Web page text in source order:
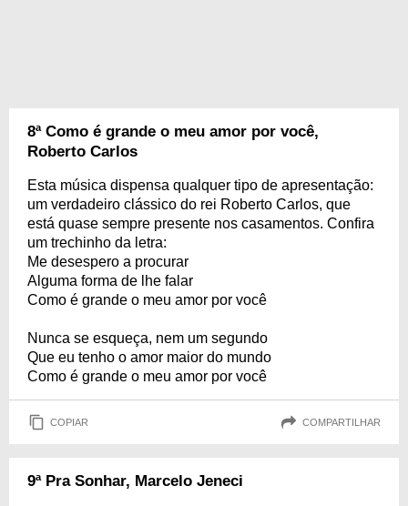
8ª Como é grande o meu amor por você,
Roberto Carlos
Esta música dispensa qualquer tipo de apresentação:
um verdadeiro clássico do rei Roberto Carlos, que
está quase sempre presente nos casamentos. Confira
um trechinho da letra:
Me desespero a procurar
Alguma forma de lhe falar
Como é grande o meu amor por você
Nunca se esqueça, nem um segundo
Que eu tenho o amor maior do mundo
Como é grande o meu amor por você
COPIAR COMPARTILHAR
9ª Pra Sonhar, Marcelo Jeneci